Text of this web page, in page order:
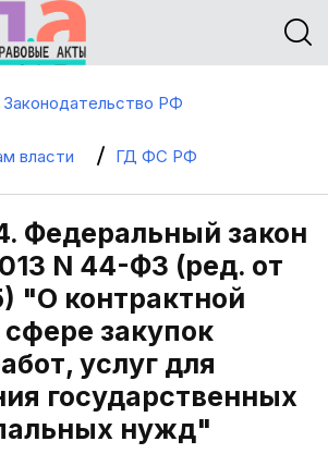
Законодательство РФ
власти ГД ФС РФ
Федеральный закон
N 44-ФЗ (ред. от
"О контрактной
закупок
услуг для
государственных
нужд"